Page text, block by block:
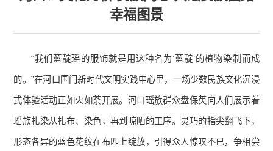
幸福图景
“我们蓝靛瑶的服饰就是用这种名为‘蓝靛’的植物染制而成
的。”在河口国门新时代文明实践中心里，一场少数民族文化沉浸
式体验活动正如火如荼开展。河口瑶族群众盘保英向人们展示着
瑶族扎染从扎布、染色，再到晾晒的工序。灵巧的指尖翻飞下，
形态各异的蓝色花纹在布匹上绽放，引得众人惊叹不已，争相尝